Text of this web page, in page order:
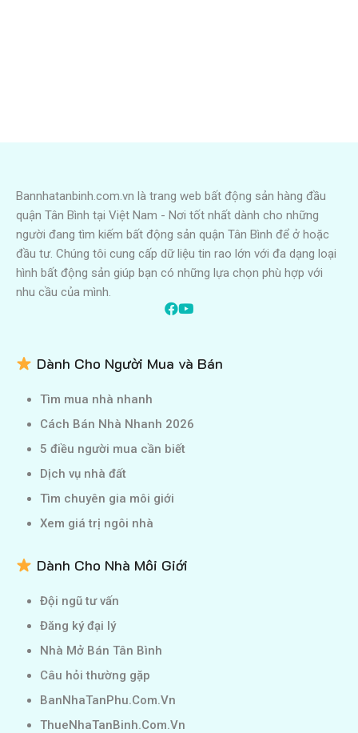
Bannhatanbinh.com.vn là trang web bất động sản hàng đầu
quận Tân Bình tại Việt Nam - Nơi tốt nhất dành cho những
người đang tìm kiếm bất động sản quận Tân Bình để ở hoặc
đầu tư. Chúng tôi cung cấp dữ liệu tin rao lớn với đa dạng loại
hình bất động sản giúp bạn có những lựa chọn phù hợp với
nhu cầu của mình.
Dành Cho Người Mua và Bán
Tìm mua nhà nhanh
Cách Bán Nhà Nhanh 2026
5 điều người mua cần biết
Dịch vụ nhà đất
Tìm chuyên gia môi giới
Xem giá trị ngôi nhà
Dành Cho Nhà Môi Giới
Đội ngũ tư vấn
Đăng ký đại lý
Nhà Mở Bán Tân Bình
Câu hỏi thường gặp
BanNhaTanPhu.Com.Vn
ThueNhaTanBinh.Com.Vn